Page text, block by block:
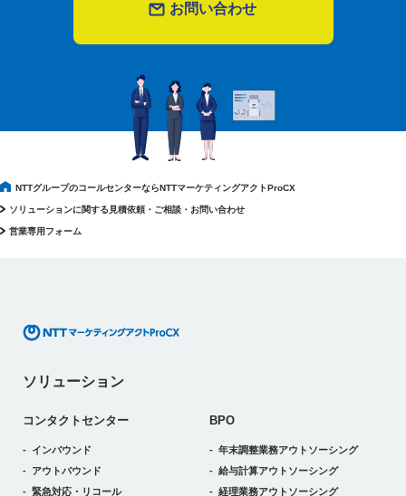
お問い合わせ
NTTグループのコールセンターならNTTマーケティングアクトProCX
ソリューションに関する見積依頼・ご相談・お問い合わせ
営業専用フォーム
ソリューション
コンタクトセンター
インバウンド
アウトバウンド
緊急対応・リコール
BPO
年末調整業務アウトソーシング
給与計算アウトソーシング
経理業務アウトソーシング